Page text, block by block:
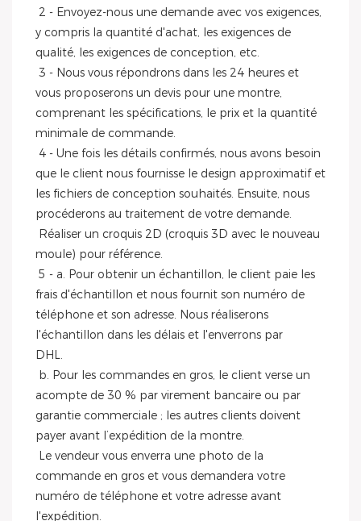
y compris la quantité d'achat, les exigences de
qualité, les exigences de conception, etc.
vous proposerons un devis pour une montre,
comprenant les spécifications, le prix et la quantité
minimale de commande.
que le client nous fournisse le design approximatif et
les fichiers de conception souhaités. Ensuite, nous
procéderons au traitement de votre demande.
moule) pour référence.
frais d'échantillon et nous fournit son numéro de
téléphone et son adresse. Nous réaliserons
l'échantillon dans les délais et l'enverrons par
DHL.
acompte de 30 % par virement bancaire ou par
garantie commerciale ; les autres clients doivent
payer avant l’expédition de la montre.
commande en gros et vous demandera votre
numéro de téléphone et votre adresse avant
l'expédition.